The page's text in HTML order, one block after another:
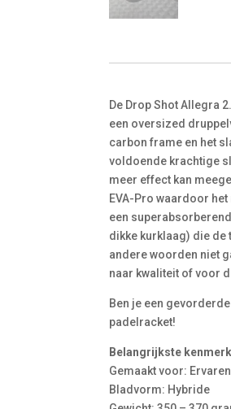
De Drop Shot Allegra
een oversized
carbon frame en het
voldoende krachtige
meer effect kan
EVA-Pro waardoor
een
dikke kurklaag) die
andere woorden niet
naar kwaliteit of voor
Ben je een
padelracket!
Belangrijkste
Gemaakt voor:
Bladvorm: Hybride